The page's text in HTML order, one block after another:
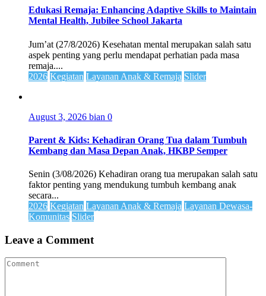
Edukasi Remaja: Enhancing Adaptive Skills to Maintain
Mental Health, Jubilee School Jakarta
Jum’at (27/8/2026) Kesehatan mental merupakan salah satu
aspek penting yang perlu mendapat perhatian pada masa
remaja....
2026 Kegiatan Layanan Anak & Remaja Slider
August 3, 2026 bian 0
Parent & Kids: Kehadiran Orang Tua dalam Tumbuh
Kembang dan Masa Depan Anak, HKBP Semper
Senin (3/08/2026) Kehadiran orang tua merupakan salah satu
faktor penting yang mendukung tumbuh kembang anak
secara...
2026 Kegiatan Layanan Anak & Remaja Layanan Dewasa-
Komunitas Slider
Leave a Comment